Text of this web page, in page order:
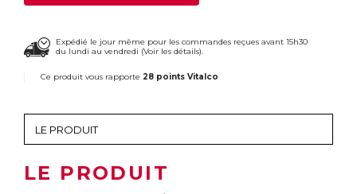
Expédié le jour même pour les commandes reçues avant 15h30
du lundi au vendredi (Voir les détails).
Ce produit vous rapporte 28 points Vitalco
LE PRODUIT